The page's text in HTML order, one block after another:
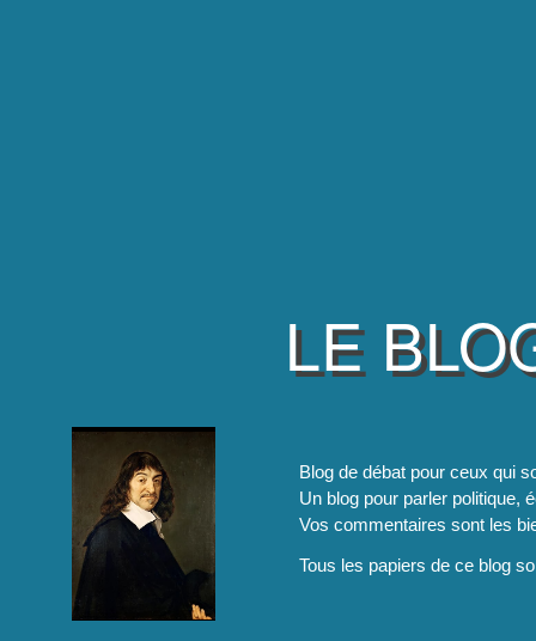
LE
Blog de débat pour ceux qui
Un blog pour parler politique,
Vos commentaires sont les
Tous les papiers de ce blog